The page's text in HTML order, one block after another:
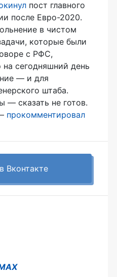
пост главного
после Евро-2020.
в чистом
которые были
с РФС,
сегодняшний день
— и для
штаба.
— сказать не готов.
прокомментировал
Вконтакте